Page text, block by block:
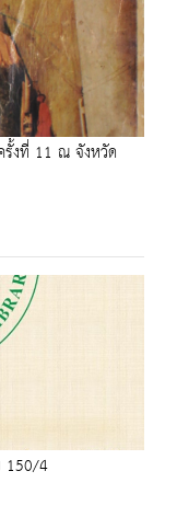
รั้งที่ 11 ณ จังหวัด
150/4